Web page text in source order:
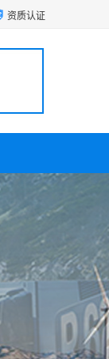
资质认证